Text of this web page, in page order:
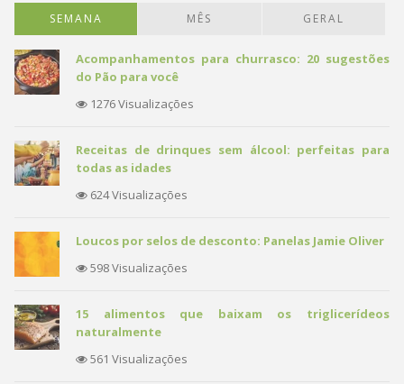
SEMANA MÊS GERAL
Acompanhamentos para churrasco: 20 sugestões
do Pão para você
1276 Visualizações
Receitas de drinques sem álcool: perfeitas para
todas as idades
624 Visualizações
Loucos por selos de desconto: Panelas Jamie Oliver
598 Visualizações
15 alimentos que baixam os triglicerídeos
naturalmente
561 Visualizações